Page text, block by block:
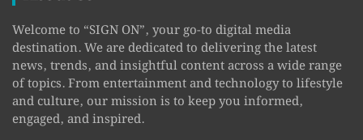
Welcome to “SIGN ON”, your go-to digital media
destination. We are dedicated to delivering the latest
news, trends, and insightful content across a wide range
of topics. From entertainment and technology to lifestyle
and culture, our mission is to keep you informed,
engaged, and inspired.